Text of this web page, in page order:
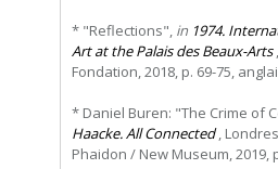
* "Reflections", in 1974.
Art at the Palais des Beaux-Arts
Fondation, 2018, p. 69-75,
* Daniel Buren: "The Crime of
Haacke. All Connected,
Phaidon / New Museum, 2019,